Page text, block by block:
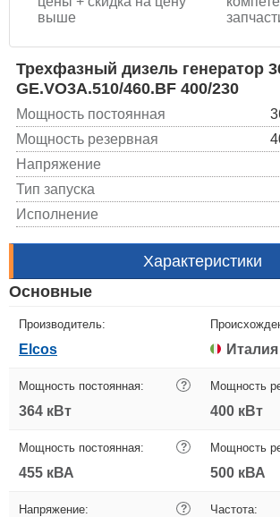
выше
Трехфазный дизель генератор
GE.VO3A.510/460.BF 400/230
Мощность постоянная
Мощность резервная
Напряжение
Тип запуска
Исполнение
Характеристики
Основные
Производитель:
Elcos Италия
Мощность постоянная: ?
364 кВт
Мощность
400 кВт
Мощность постоянная: ?
455 кВА
Мощность
500 кВА
Напряжение: ? Частота: